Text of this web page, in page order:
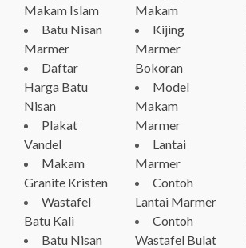
Makam Islam
Batu Nisan
Marmer
Daftar
Harga Batu
Nisan
Plakat
Vandel
Makam
Granite Kristen
Wastafel
Batu Kali
Batu Nisan
Makam
Kijing
Marmer
Bokoran
Model
Makam
Marmer
Lantai
Marmer
Contoh
Lantai Marmer
Contoh
Wastafel Bulat